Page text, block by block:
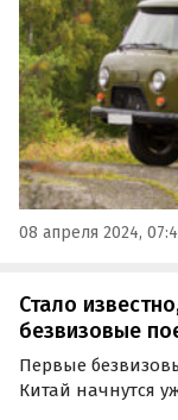
2024 года на 15
08 апреля 2024,
Стало
безвизовые
Первые
Китай начнутся